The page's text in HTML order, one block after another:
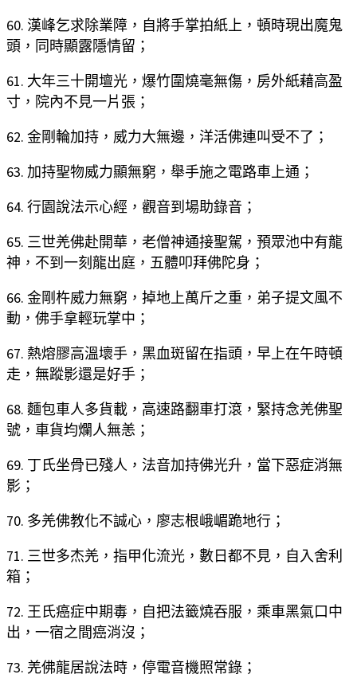
60. 漢峰乞求除業障，自將手掌拍紙上，頓時現出魔鬼
頭，同時顯露隱情留；
61. 大年三十開壇光，爆竹圍燒毫無傷，房外紙藉高盈
寸，院內不見一片張；
62. 金剛輪加持，威力大無邊，洋活佛連叫受不了；
63. 加持聖物威力顯無窮，舉手施之電路車上通；
64. 行園說法示心經，觀音到場助錄音；
65. 三世羌佛赴開華，老僧神通接聖駕，預眾池中有龍
神，不到一刻龍出庭，五體叩拜佛陀身；
66. 金剛杵威力無窮，掉地上萬斤之重，弟子提文風不
動，佛手拿輕玩掌中；
67. 熱熔膠高溫壞手，黑血斑留在指頭，早上在午時頓
走，無蹤影還是好手；
68. 麵包車人多貨載，高速路翻車打滾，緊持念羌佛聖
號，車貨均爛人無恙；
69. 丁氏坐骨已殘人，法音加持佛光升，當下惡症消無
影；
70. 多羌佛教化不誠心，廖志根峨嵋跪地行；
71. 三世多杰羌，指甲化流光，數日都不見，自入舍利
箱；
72. 王氏癌症中期毒，自把法籤燒吞服，乘車黑氣口中
出，一宿之間癌消沒；
73. 羌佛龍居說法時，停電音機照常錄；